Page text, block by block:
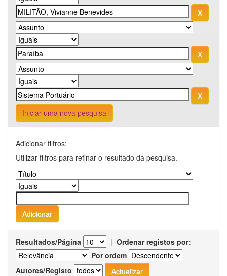
Iniciar uma nova pesquisa
Adicionar filtros:
Utilizar filtros para refinar o resultado da pesquisa.
Resultados/Página | Ordenar registos por:
Por ordem
Autores/Registo